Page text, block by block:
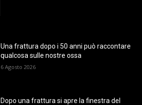
Una frattura dopo i 50 anni può raccontare
qualcosa sulle nostre ossa
6 Agosto 2026
Dopo una frattura si apre la finestra del